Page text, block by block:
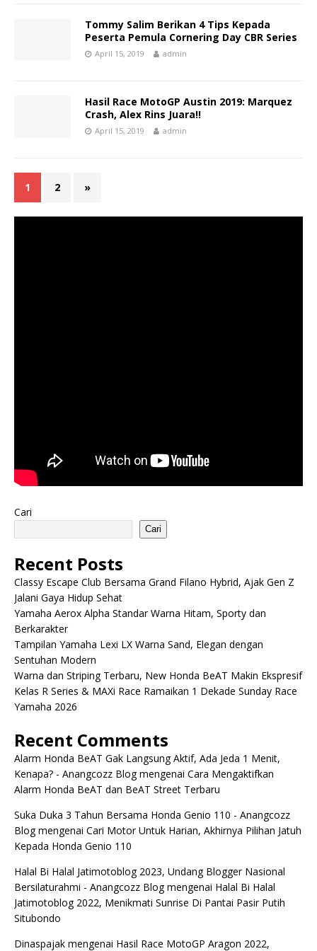
Tommy Salim Berikan 4 Tips Kepada
Peserta Pemula Cornering Day CBR Series
April 15, 2019 admin
Hasil Race MotoGP Austin 2019: Marquez
Crash, Alex Rins Juara!!
April 15, 2019 admin
1 2 »
Cari
Cari
Recent Posts
Classy Escape Club Bersama Grand Filano Hybrid, Ajak Gen Z
Jalani Gaya Hidup Sehat
Yamaha Aerox Alpha Standar Warna Hitam, Sporty dan
Berkarakter
Tampilan Yamaha Lexi LX Warna Sand, Elegan dengan
Sentuhan Modern
Warna dan Striping Terbaru, New Honda BeAT Makin Ekspresif
Kelas R Series & MAXi Race Ramaikan 1 Dekade Sunday Race
Yamaha 2026
Recent Comments
Alarm Honda BeAT Gak Langsung Aktif, Ada Jeda 1 Menit,
Kenapa? - Anangcozz Blogmengenai Cara Mengaktifkan
Alarm Honda BeAT dan BeAT Street Terbaru
Suka Duka 3 Tahun Bersama Honda Genio 110 - Anangcozz
Blogmengenai Cari Motor Untuk Harian, Akhirnya Pilihan Jatuh
Kepada Honda Genio 110
Halal Bi Halal Jatimotoblog 2023, Undang Blogger Nasional
Bersilaturahmi - Anangcozz Blogmengenai Halal Bi Halal
Jatimotoblog 2022, Menikmati Sunrise Di Pantai Pasir Putih
Situbondo
Dinaspajak mengenai Hasil Race MotoGP Aragon 2022,